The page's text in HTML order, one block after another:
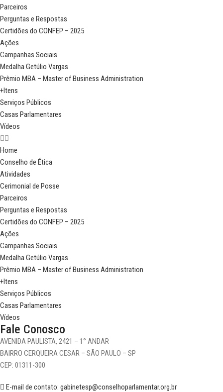
Parceiros
Perguntas e Respostas
Certidões do CONFEP – 2025
Ações
Campanhas Sociais
Medalha Getúlio Vargas
Prêmio MBA – Master of Business Administration
+Itens
Serviços Públicos
Casas Parlamentares
Vídeos
Home
Conselho de Ética
Atividades
Cerimonial de Posse
Parceiros
Perguntas e Respostas
Certidões do CONFEP – 2025
Ações
Campanhas Sociais
Medalha Getúlio Vargas
Prêmio MBA – Master of Business Administration
+Itens
Serviços Públicos
Casas Parlamentares
Vídeos
Fale Conosco
AVENIDA PAULISTA, 2421 – 1° ANDAR
BAIRRO CERQUEIRA CESAR – SÃO PAULO – SP
CEP: 01311-300
E-mail de contato: gabinetesp@conselhoparlamentar.org.br